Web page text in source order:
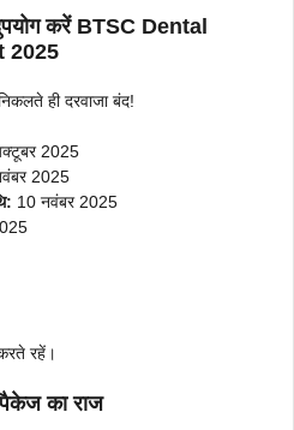
करें BTSC Dental
2025
ही दरवाजा बंद!
2025
2025
10 नवंबर 2025
रहें।
का राज